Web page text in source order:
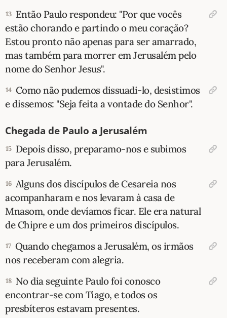
13 Então Paulo respondeu: "Por que vocês
estão chorando e partindo o meu coração?
Estou pronto não apenas para ser amarrado,
mas também para morrer em Jerusalém pelo
nome do Senhor Jesus".
14 Como não pudemos dissuadi-lo, desistimos
e dissemos: "Seja feita a vontade do Senhor".
Chegada de Paulo a Jerusalém
15 Depois disso, preparamo-nos e subimos
para Jerusalém.
16 Alguns dos discípulos de Cesareia nos
acompanharam e nos levaram à casa de
Mnasom, onde devíamos ficar. Ele era natural
de Chipre e um dos primeiros discípulos.
17 Quando chegamos a Jerusalém, os irmãos
nos receberam com alegria.
18 No dia seguinte Paulo foi conosco
encontrar-se com Tiago, e todos os
presbíteros estavam presentes.